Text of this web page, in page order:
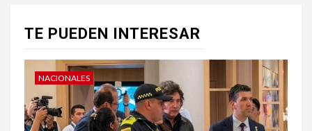
TE PUEDEN INTERESAR
NACIONALES